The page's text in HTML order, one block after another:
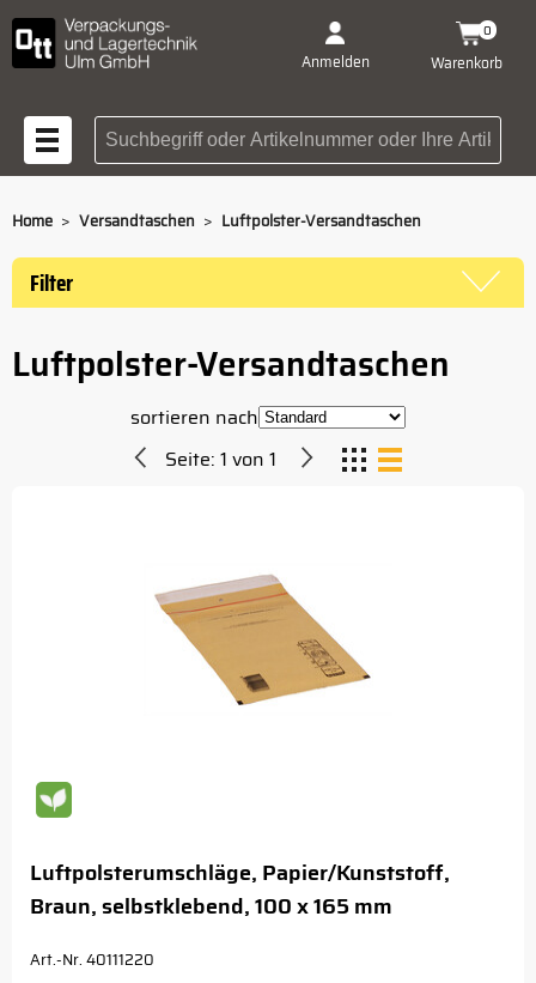
Anmelden Warenkorb
0
Suchbegriff oder
Home > Versandtaschen > Luftpolster-Versandtaschen
Filter
Luftpolster-Versandtaschen
sortieren nach
Seite: 1 von 1
Luftpolsterumschläge, Papier/Kunststoff,
Braun, selbstklebend, 100 x 165 mm
Art.-Nr. 40111220